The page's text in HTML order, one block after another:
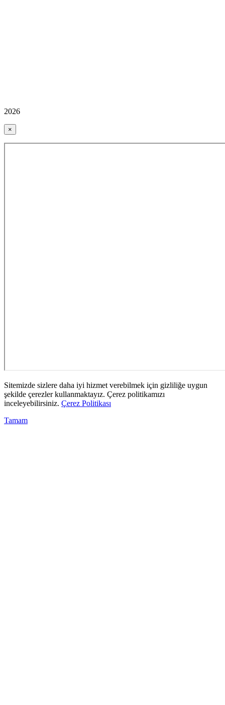
2026
×
Sitemizde sizlere daha iyi hizmet verebilmek için gizliliğe uygun
şekilde çerezler kullanmaktayız. Çerez politikamızı
inceleyebilirsiniz. Çerez Politikası
Tamam